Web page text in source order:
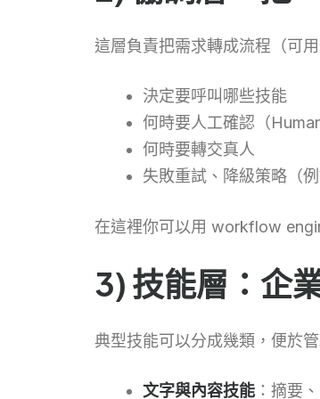
這層負責把需求轉成流程（可
決定要呼叫哪些技能
何時要人工確認（
何時要轉交真人
失敗重試、降級策略（
在這裡你可以用 workflow
3) 技能層：企
典型技能可以分成幾類，便於管
文字與內容技能：摘要